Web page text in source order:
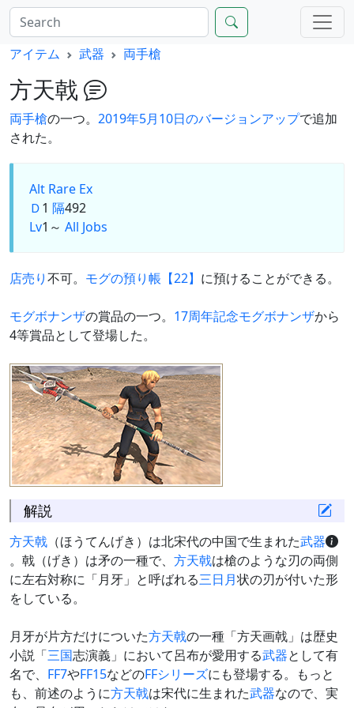
アイテム 武器 両手槍
方天戟
両手槍の一つ。 2019年5月10日のバージョンアップで追加
された。
Alt Rare Ex
Ｄ1 隔492
Lv1～ All Jobs
店売り不可。 モグの預り帳【22】 に預けることができる。
モグボナンザの賞品の一つ。 17周年記念モグボナンザから
4等賞品として登場した。
解説
方天戟 （ほうてんげき）は北宋代の中国で生まれた武器
。戟（げき）は矛の一種で、 方天戟は槍のような刃の両側
に左右対称に「月牙」と呼ばれる三日月状の刃が付いた形
をしている。
月牙が片方だけについた方天戟の一種「方天画戟」は歴史
小説「三国志演義」において呂布が愛用する武器として有
名で、 FF7やFF15などのFFシリーズにも登場する。もっと
も、前述のように方天戟は宋代に生まれた武器なので、実